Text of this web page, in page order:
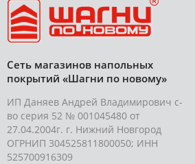
Сеть магазинов напольных
покрытий «Шагни по новому»
ИП Даняев Андрей Владимирович с-
во серия 52 № 001045480 от
27.04.2004г. г. Нижний Новгород
ОГРНИП 304525811800050; ИНН
525700916309